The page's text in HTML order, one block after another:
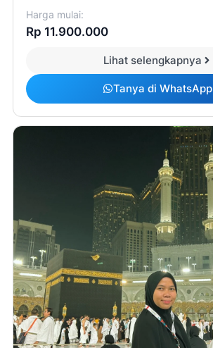
Harga mulai:
Rp 11.900.000
Lihat selengkapnya
Tanya di WhatsApp